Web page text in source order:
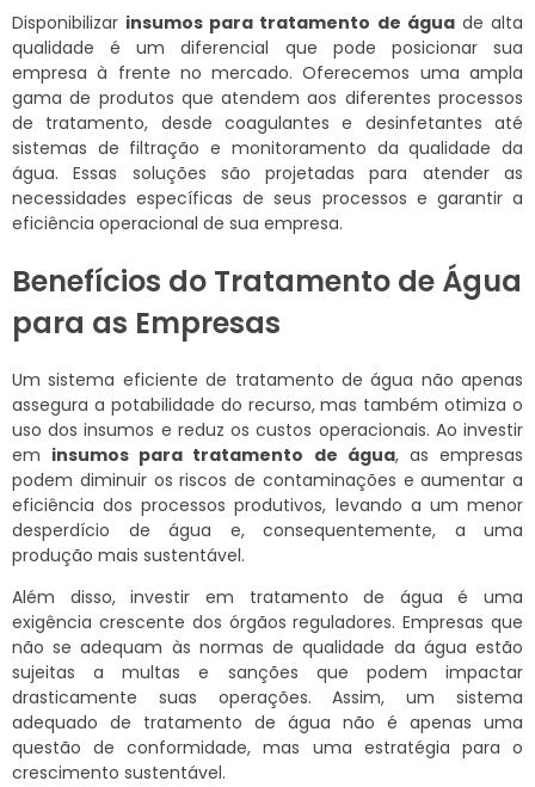
Disponibilizar insumos para tratamento de águade alta
qualidade é um diferencial que pode posicionar sua
empresa à frente no mercado. Oferecemos uma ampla
gama de produtos que atendem aos diferentes processos
de tratamento, desde coagulantes e desinfetantes até
sistemas de filtração e monitoramento da qualidade da
água. Essas soluções são projetadas para atender as
necessidades específicas de seus processos e garantir a
eficiência operacional de sua empresa.
Benefícios do Tratamento de Água
para as Empresas
Um sistema eficiente de tratamento de água não apenas
assegura a potabilidade do recurso, mas também otimiza o
uso dos insumos e reduz os custos operacionais. Ao investir
em insumos para tratamento de água, as empresas
podem diminuir os riscos de contaminações e aumentar a
eficiência dos processos produtivos, levando a um menor
desperdício de água e, consequentemente, a uma
produção mais sustentável.
Além disso, investir em tratamento de água é uma
exigência crescente dos órgãos reguladores. Empresas que
não se adequam às normas de qualidade da água estão
sujeitas a multas e sanções que podem impactar
drasticamente suas operações. Assim, um sistema
adequado de tratamento de água não é apenas uma
questão de conformidade, mas uma estratégia para o
crescimento sustentável.